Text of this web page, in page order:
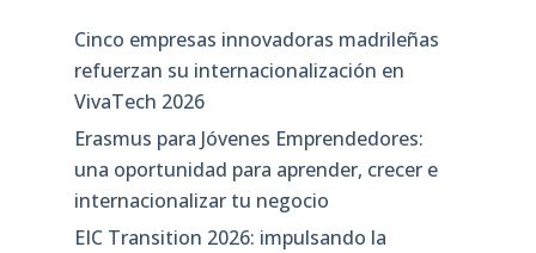
Cinco empresas innovadoras madrileñas
refuerzan su internacionalización en
VivaTech 2026
Erasmus para Jóvenes Emprendedores:
una oportunidad para aprender, crecer e
internacionalizar tu negocio
EIC Transition 2026: impulsando la